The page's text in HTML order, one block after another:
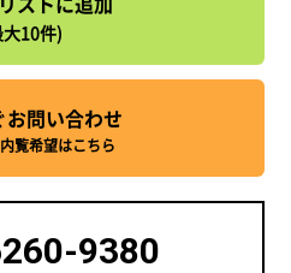
10件)
お問い合わせ
覧希望はこちら
9380